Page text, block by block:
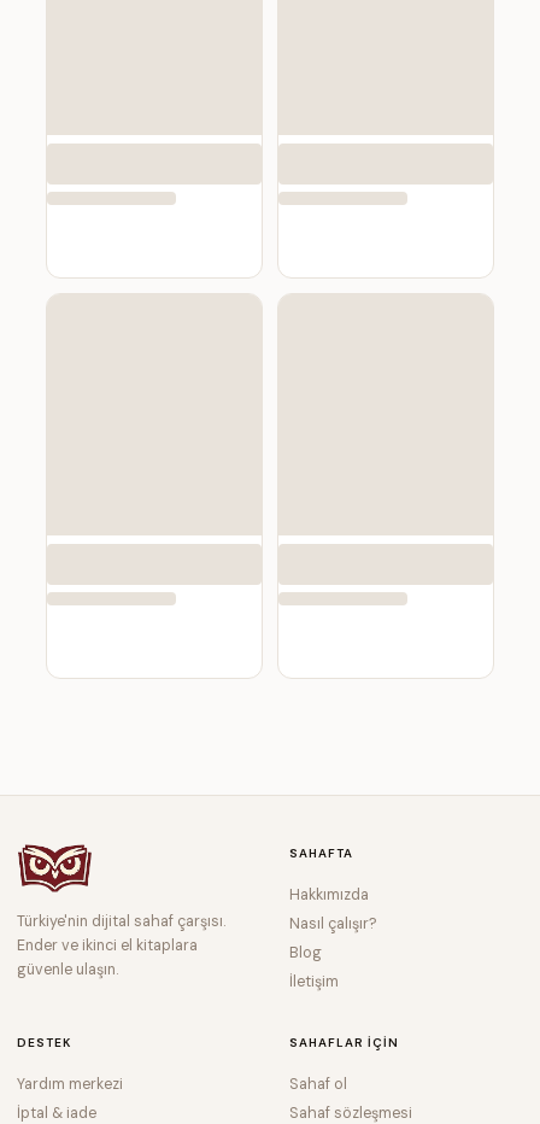
Türkiye'nin dijital sahaf çarşısı.
Ender ve ikinci el kitaplara
güvenle ulaşın.
SAHAFTA
Hakkımızda
Nasıl çalışır?
Blog
İletişim
DESTEK
Yardım merkezi
İptal & iade
SAHAFLAR IÇIN
Sahaf ol
Sahaf sözleşmesi